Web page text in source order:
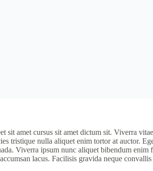
amet cursus sit amet dictum sit. Viverra
tristique nulla aliquet enim tortor at auctor.
Viverra ipsum nunc aliquet bibendum enim
lacus. Facilisis gravida neque convallis